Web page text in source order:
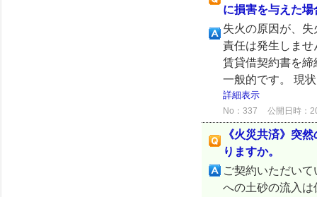
に損害を与えた
失火の原因が、
責任は発生しま
賃貸借契約書を
一般的です。 現
詳細表示
No：337 公開日時：
《火災共済》突
りますか。
ご契約いただい
への土砂の流入